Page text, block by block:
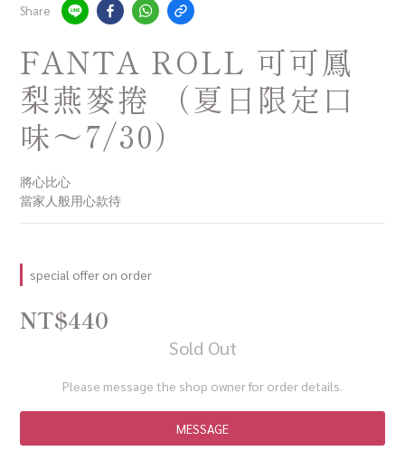
Share
FANTA ROLL 可可鳳
梨燕麥捲 （夏日限定口
味～7/30）
將心比心
當家人般用心款待
special offer on order
NT$440
Sold Out
Please message the shop owner for order details.
MESSAGE